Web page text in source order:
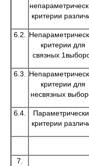
критерии
6.2.
критерии для
связных
6.3.
критерии для
несвязных
6.4.
критерии
7.